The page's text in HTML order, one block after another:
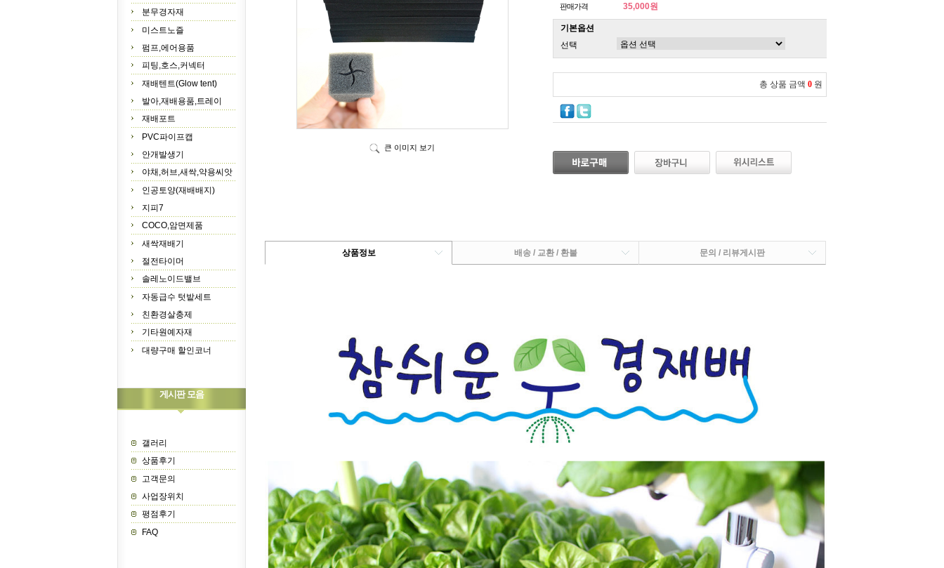
분무경자재
미스트노즐
펌프,에어용품
피팅,호스,커넥터
재배텐트(Glow tent)
발아,재배용품,트레이
재배포트
PVC파이프캡
안개발생기
야채,허브,새싹,약용씨앗
인공토양(재배배지)
지피7
COCO,암면제품
새싹재배기
절전타이머
솔레노이드밸브
자동급수 텃밭세트
친환경살충제
기타원예자재
대량구매 할인코너
게시판 모음
갤러리
상품후기
고객문의
사업장위치
평점후기
FAQ
큰 이미지 보기
판매가격 35,000원
기본옵션
선택
총 상품 금액 0 원
상품정보 배송 / 교환 / 환불 문의 / 리뷰게시판